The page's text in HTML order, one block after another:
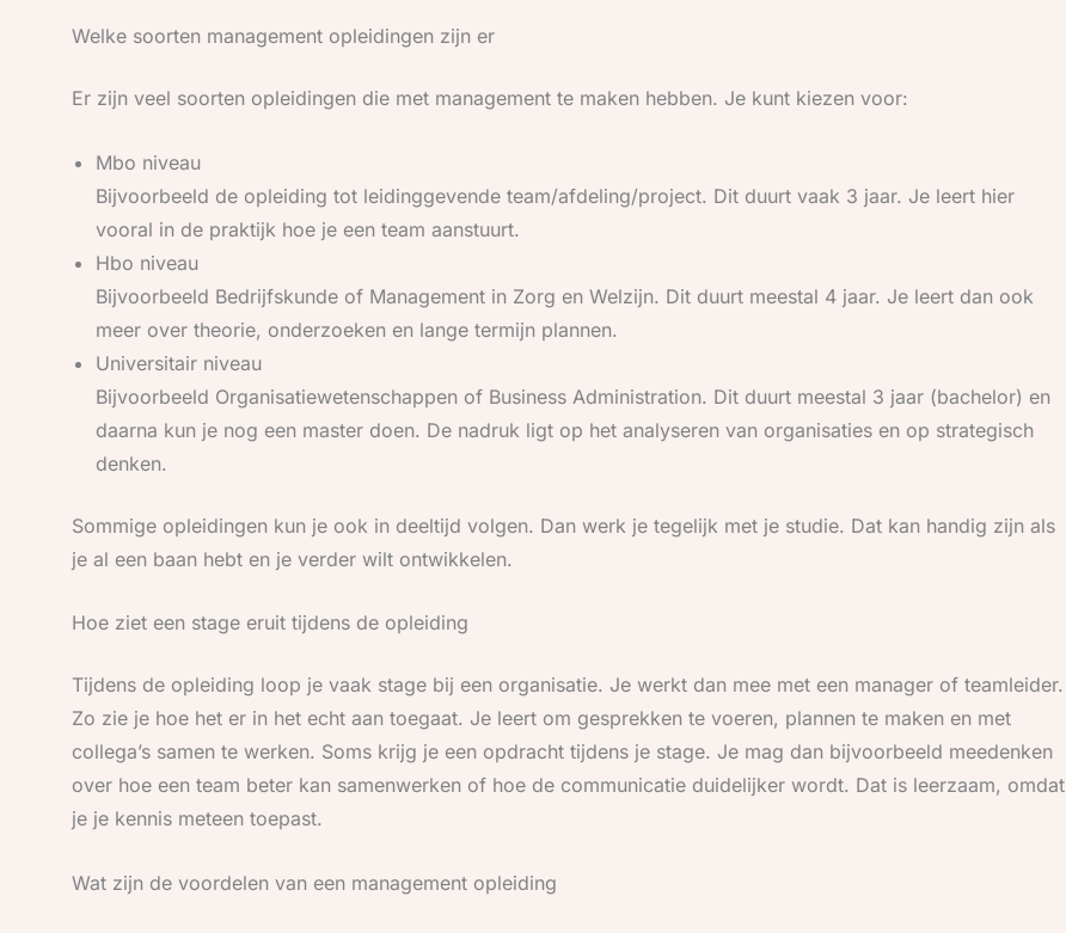
Welke soorten management opleidingen zijn er
Er zijn veel soorten opleidingen die met management te maken hebben. Je kunt kiezen voor:
Mbo niveau
Bijvoorbeeld de opleiding tot leidinggevende team/afdeling/project. Dit duurt vaak 3 jaar. Je leert hier
vooral in de praktijk hoe je een team aanstuurt.
Hbo niveau
Bijvoorbeeld Bedrijfskunde of Management in Zorg en Welzijn. Dit duurt meestal 4 jaar. Je leert dan ook
meer over theorie, onderzoeken en lange termijn plannen.
Universitair niveau
Bijvoorbeeld Organisatiewetenschappen of Business Administration. Dit duurt meestal 3 jaar (bachelor) en
daarna kun je nog een master doen. De nadruk ligt op het analyseren van organisaties en op strategisch
denken.
Sommige opleidingen kun je ook in deeltijd volgen. Dan werk je tegelijk met je studie. Dat kan handig zijn als
je al een baan hebt en je verder wilt ontwikkelen.
Hoe ziet een stage eruit tijdens de opleiding
Tijdens de opleiding loop je vaak stage bij een organisatie. Je werkt dan mee met een manager of teamleider.
Zo zie je hoe het er in het echt aan toegaat. Je leert om gesprekken te voeren, plannen te maken en met
collega’s samen te werken. Soms krijg je een opdracht tijdens je stage. Je mag dan bijvoorbeeld meedenken
over hoe een team beter kan samenwerken of hoe de communicatie duidelijker wordt. Dat is leerzaam, omdat
je je kennis meteen toepast.
Wat zijn de voordelen van een management opleiding